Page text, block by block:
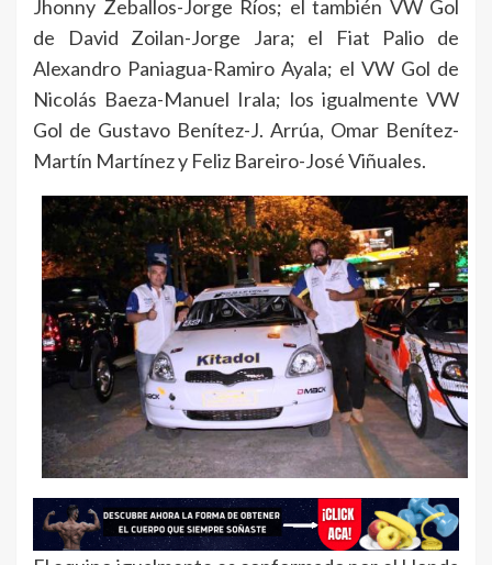
Jhonny Zeballos-Jorge Ríos; el también VW Gol
de David Zoilan-Jorge Jara; el Fiat Palio de
Alexandro Paniagua-Ramiro Ayala; el VW Gol de
Nicolás Baeza-Manuel Irala; los igualmente VW
Gol de Gustavo Benítez-J. Arrúa, Omar Benítez-
Martín Martínez y Feliz Bareiro-José Viñuales.